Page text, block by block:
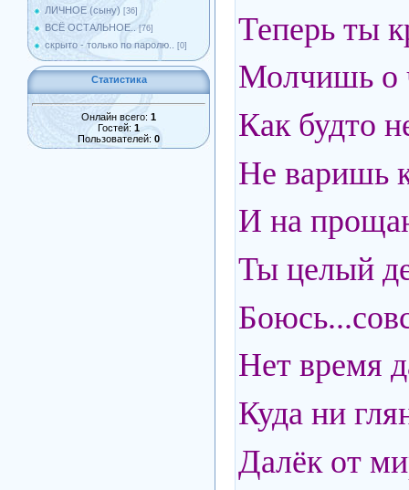
ЛИЧНОЕ (сыну) [36]
ВСЁ ОСТАЛЬНОЕ.. [76]
скрыто - только по паролю.. [0]
Статистика
Онлайн всего: 1
Гостей: 1
Пользователей: 0
Теперь ты
Молчишь о
Как будто
Не варишь
И на
Ты целый
Нет время
Куда ни
Далёк от